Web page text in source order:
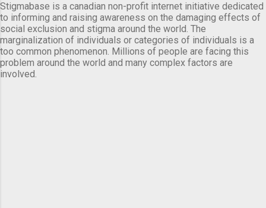
Stigmabase is a canadian non-profit internet initiative dedicated
to informing and raising awareness on the damaging effects of
social exclusion and stigma around the world. The
marginalization of individuals or categories of individuals is a
too common phenomenon. Millions of people are facing this
problem around the world and many complex factors are
involved.